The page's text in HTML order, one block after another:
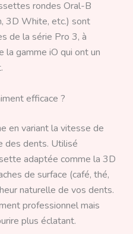
rondes Oral-B
3D White, etc.) sont
de la série Pro 3, à
la gamme iO qui ont un
efficace ?
en variant la vitesse de
des dents. Utilisé
adaptée comme la 3D
de surface (café, thé,
naturelle de vos dents.
professionnel mais
plus éclatant.